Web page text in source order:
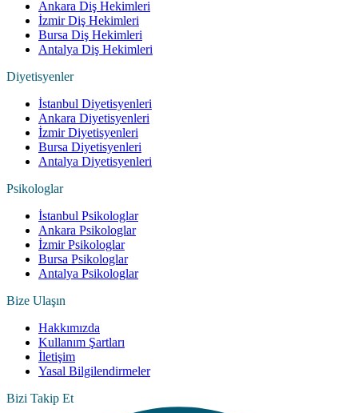
Ankara Diş Hekimleri
İzmir Diş Hekimleri
Bursa Diş Hekimleri
Antalya Diş Hekimleri
Diyetisyenler
İstanbul Diyetisyenleri
Ankara Diyetisyenleri
İzmir Diyetisyenleri
Bursa Diyetisyenleri
Antalya Diyetisyenleri
Psikologlar
İstanbul Psikologlar
Ankara Psikologlar
İzmir Psikologlar
Bursa Psikologlar
Antalya Psikologlar
Bize Ulaşın
Hakkımızda
Kullanım Şartları
İletişim
Yasal Bilgilendirmeler
Bizi Takip Et